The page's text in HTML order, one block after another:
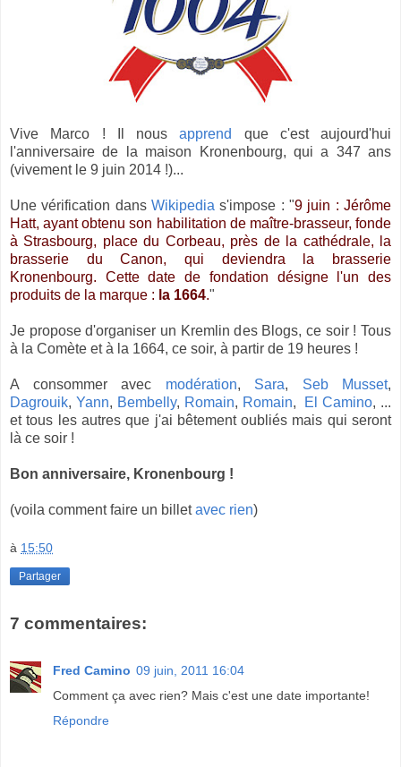
Vive Marco ! Il nousapprend
que c'est aujourd'hui
l'anniversaire de la maison Kronenbourg, qui a 347 ans
(vivement le 9 juin 2014 !)...
Une vérification dans Wikipedia s'impose : "9 juin : Jérôme
Hatt, ayant obtenu son habilitation de maître-brasseur, fonde
à Strasbourg, place du Corbeau, près de la cathédrale, la
brasserie du Canon, qui deviendra la brasserie
Kronenbourg. Cette date de fondation désigne l'un des
produits de la marque : la 1664."
Je propose d'organiser un Kremlin des Blogs, ce soir ! Tous
à la Comète et à la 1664, ce soir, à partir de 19 heures !
A consommer avec modération, Sara, Seb Musset,
Dagrouik, Yann, Bembelly, Romain, Romain, El Camino, ...
et tous les autres que j'ai bêtement oubliés mais qui seront
là ce soir !
Bon anniversaire, Kronenbourg !
(voila comment faire un billetavec rien)
à 15:50
Partager
7 commentaires:
Fred Camino 09 juin, 2011 16:04
Comment ça avec rien? Mais c'est une date importante!
Répondre